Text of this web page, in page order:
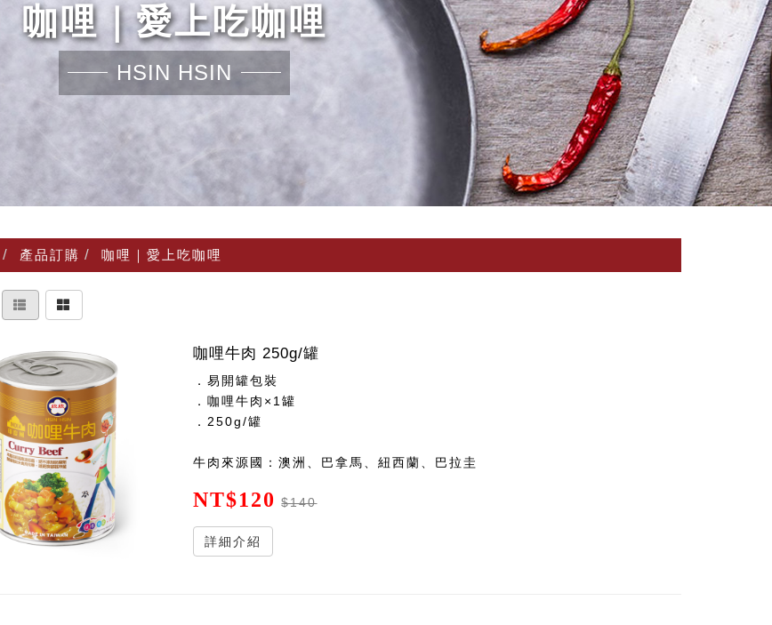
咖哩｜愛上吃咖哩
HSIN HSIN
產品訂購 咖哩｜愛上吃咖哩
咖哩牛肉 250g/罐
．易開罐包裝
．咖哩牛肉×1罐
．250g/罐
牛肉來源國：澳洲、巴拿馬、紐西蘭、巴拉圭
NT$120 $140
詳細介紹